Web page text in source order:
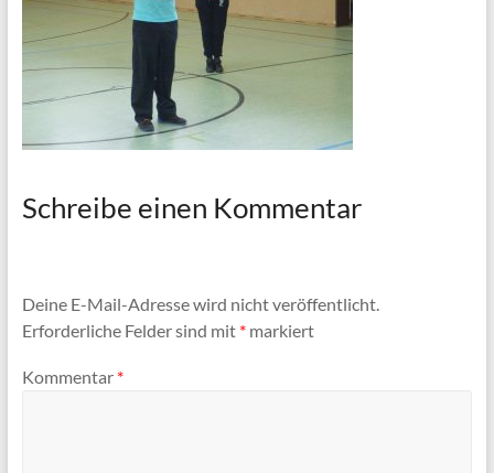
Schreibe einen Kommentar
Deine E-Mail-Adresse wird nicht veröffentlicht.
Erforderliche Felder sind mit *markiert
Kommentar *